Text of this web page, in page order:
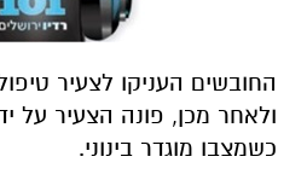
החובשים העניקו לצעיר
ולאחר מכן, פונה הצעיר על
כשמצבו מוגדר בינוני.